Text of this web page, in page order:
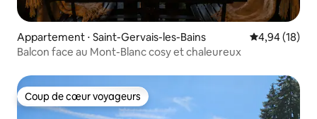
Appartement ⋅ Saint-Gervais-les-Bains Évaluation
4,94 (18)
Balcon face au Mont-Blanc cosy et chaleureux
Coup de cœur voyageurs
Coup de cœur voyageurs